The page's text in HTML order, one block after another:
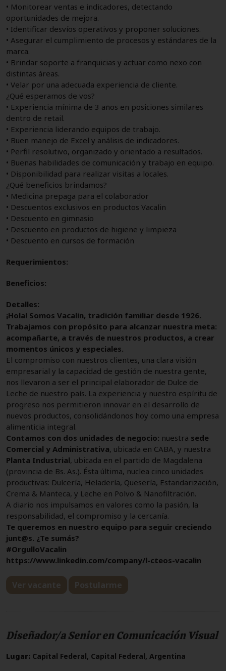
• Monitorear ventas e indicadores, detectando
oportunidades de mejora.
• Identificar desvíos operativos y proponer soluciones.
• Asegurar el cumplimiento de procesos y estándares de la
marca.
• Brindar soporte a franquicias y actuar como nexo con
distintas áreas.
• Velar por una adecuada experiencia de cliente.
¿Qué esperamos de vos?
• Experiencia mínima de 3 años en posiciones similares
dentro de retail.
• Experiencia liderando equipos de trabajo.
• Buen manejo de Excel y análisis de indicadores.
• Perfil resolutivo, organizado y orientado a resultados.
• Buenas habilidades de comunicación y trabajo en equipo.
• Disponibilidad para realizar visitas a locales.
¿Qué beneficios brindamos?
• Medicina prepaga para el colaborador
• Descuentos exclusivos en productos Vacalin
• Descuento en gimnasio
• Descuento en productos de higiene y limpieza
• Descuento en cursos de formación
Requerimientos:
Beneficios:
Detalles:
¡Hola! Somos Vacalin, tradición familiar desde 1926.
Trabajamos con propósito para alcanzar nuestra meta:
acompañarte, a través de nuestros productos, a crear
momentos únicos y especiales.
El compromiso con nuestros clientes, una clara visión
empresarial y la capacidad de gestión de nuestra gente,
nos llevaron a ser el principal elaborador de Dulce de
Leche de nuestro país. La experiencia y nuestro espíritu de
progreso nos permitieron innovar en el desarrollo de
nuevos productos, consolidándonos hoy como una empresa
alimenticia integral.
Contamos con dos unidades de negocio: nuestra sede
Comercial y Administrativa, ubicada en CABA, y nuestra
Planta Industrial, ubicada en el partido de Magdalena
(provincia de Bs. As.). Ésta última, nuclea cinco unidades
productivas: Dulcería, Heladería, Quesería, Estandarización,
Crema & Manteca, y Leche en Polvo & Nanofiltración.
A diario nos impulsamos en valores como la pasión, la
responsabilidad, el compromiso y la cercanía.
Te queremos en nuestro equipo para seguir creciendo
junt@s. ¿Te sumás?
#OrgulloVacalin
https://www.linkedin.com/company/l-cteos-vacalin
Ver vacante Postularme
Diseñador/a Senior en Comunicación Visual
Lugar: Capital Federal, Capital Federal, Argentina